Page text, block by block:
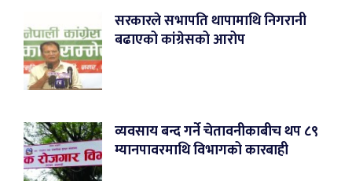
सरकारले सभापति थापामाथि निगरानी
बढाएको कांग्रेसको आरोप
व्यवसाय बन्द गर्ने चेतावनीकाबीच थप ८९
म्यानपावरमाथि विभागको कारबाही